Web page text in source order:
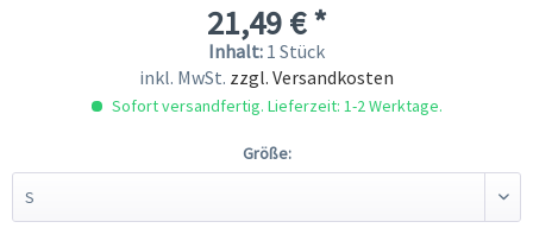
21,49 € *
Inhalt: 1 Stück
inkl. MwSt. zzgl. Versandkosten
Sofort versandfertig. Lieferzeit: 1-2 Werktage.
Größe: